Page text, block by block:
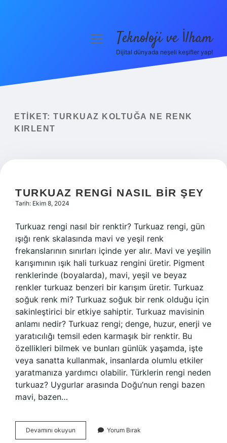
Yasal Uyarı
menüyüTeknoloji ve İlham
Dijital dünyada neşeli keşifler yap!
ETIKET: TURKUAZ KOLTUĞA NE RENK
KIRLENT
TURKUAZ RENGI NASIL BIR ŞEY
Tarih: Ekim 8, 2024
Turkuaz rengi nasıl bir renktir? Turkuaz rengi, gün
ışığı renk skalasında mavi ve yeşil renk
frekanslarının sınırları içinde yer alır. Mavi ve yeşilin
karışımının ışık hali turkuaz rengini üretir. Pigment
renklerinde (boyalarda), mavi, yeşil ve beyaz
renkler turkuaz benzeri bir karışım üretir. Turkuaz
soğuk renk mi? Turkuaz soğuk bir renk olduğu için
sakinleştirici bir etkiye sahiptir. Turkuaz mavisinin
anlamı nedir? Turkuaz rengi; denge, huzur, enerji ve
yaratıcılığı temsil eden karmaşık bir renktir. Bu
özellikleri bilmek ve bunları günlük yaşamda, işte
veya sanatta kullanmak, insanlarda olumlu etkiler
yaratmanıza yardımcı olabilir. Türklerin rengi neden
turkuaz? Uygurlar arasında Doğu’nun rengi bazen
mavi, bazen…
Devamını okuyun Turkuaz
Rengi
Yorum Bırak